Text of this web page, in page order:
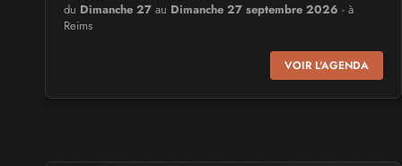
du Dimanche 27 au Dimanche 27 septembre 2026 - à
Reims
MangAnime
VOIR L'AGENDA